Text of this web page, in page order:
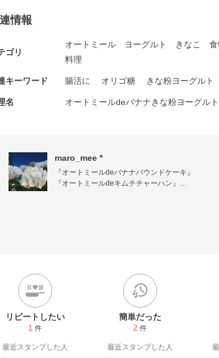
情報
ゴリ
オートミール ヨーグルト きなこ
料理
キーワード 腸活に オリゴ糖 きな粉ヨーグルト
名 オートミールdeバナナきな粉ヨーグルト
maro_mee *
『オートミールdeバナナパウンドケーキ』
『オートミールdeキムチチャーハン』
リピートしたい
1 件
最近スタンプした人
簡単だった
2 件
最近スタンプした人